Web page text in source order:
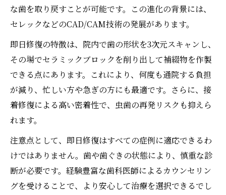
な歯を取り戻すことが可能です。この進化の背景には、
セレックなどのCAD/CAM技術の発展があります。
即日修復の特徴は、院内で歯の形状を3次元スキャンし、
その場でセラミックブロックを削り出して補綴物を作製
できる点にあります。これにより、何度も通院する負担
が減り、忙しい方や急ぎの方にも最適です。さらに、接
着修復による高い密着性で、虫歯の再発リスクも抑えら
れます。
注意点として、即日修復はすべての症例に適応できるわ
けではありません。歯や歯ぐきの状態により、慎重な診
断が必要です。経験豊富な歯科医師によるカウンセリン
グを受けることで、より安心して治療を選択できるでし